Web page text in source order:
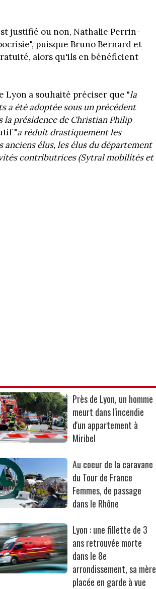
justifié ou non, Nathalie Perrin-
puisque Bruno Bernard et
alors qu'ils en bénéficient
a souhaité préciser que "la
a été adoptée sous un précédent
la présidence de Christian Philip
"a réduit drastiquement les
anciens élus, les élus du département
contributrices (Sytral mobilités et
Près de Lyon, un homme
meurt dans l'incendie
d'un appartement à
Miribel
Au coeur de la caravane
du Tour de France
Femmes, de passage
dans le Rhône
Lyon : une fillette de 3
ans retrouvée morte
dans le 8e
arrondissement, sa mère
placée en garde à vue